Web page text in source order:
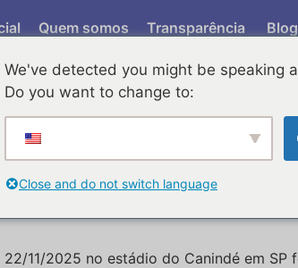
Quem somos Transparência Blog
Clube neste
em SP foi
20 Feminino
11/2025 no estádio do Canindé em SP
We've detected you might be speaking
Do you want to change to:
Close and do not switch language